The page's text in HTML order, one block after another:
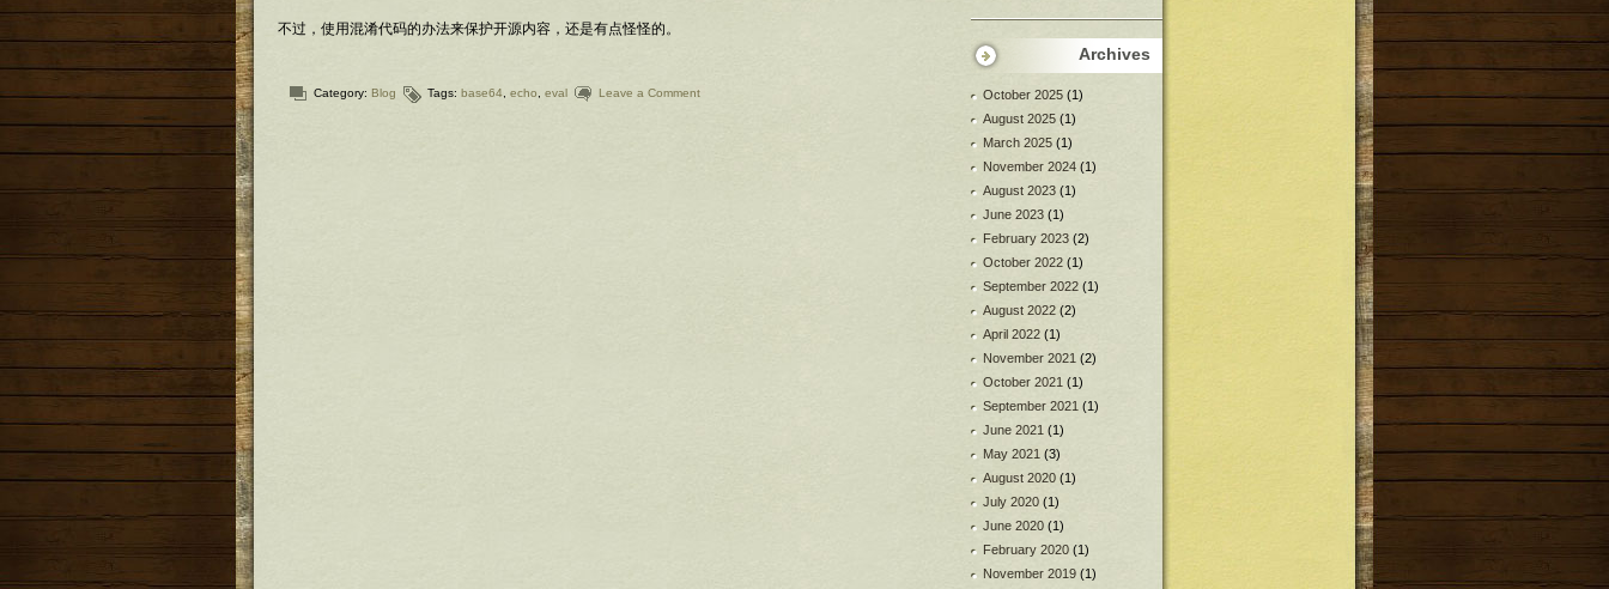
不过，使用混淆代码的办法来保护开源内容，还是有点怪怪的。
Category: Blog Tags: base64 echo eval Leave a Comment
Archives
October 2025 (1)
August 2025 (1)
March 2025 (1)
November 2024 (1)
August 2023 (1)
June 2023 (1)
February 2023 (2)
October 2022 (1)
September 2022 (1)
August 2022 (2)
April 2022 (1)
November 2021 (2)
October 2021 (1)
September 2021 (1)
June 2021 (1)
May 2021 (3)
August 2020 (1)
July 2020 (1)
June 2020 (1)
February 2020 (1)
November 2019 (1)